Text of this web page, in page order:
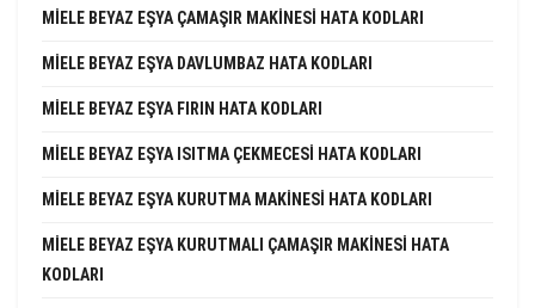
MIELE BEYAZ EŞYA ÇAMAŞIR MAKINESI HATA KODLARI
MIELE BEYAZ EŞYA DAVLUMBAZ HATA KODLARI
MIELE BEYAZ EŞYA FIRIN HATA KODLARI
MIELE BEYAZ EŞYA ISITMA ÇEKMECESI HATA KODLARI
MIELE BEYAZ EŞYA KURUTMA MAKINESI HATA KODLARI
MIELE BEYAZ EŞYA KURUTMALI ÇAMAŞIR MAKINESI HATA
KODLARI